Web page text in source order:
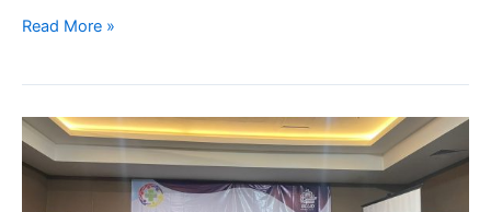
Read More »
WORKSHOP
POLA
PENGELOLAAN